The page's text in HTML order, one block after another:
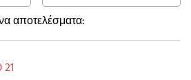
αποτελέσματα: